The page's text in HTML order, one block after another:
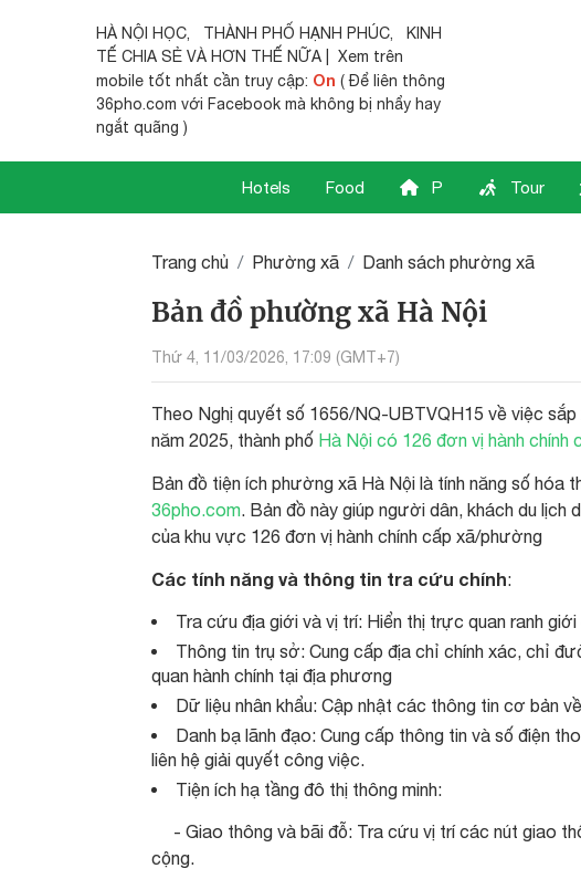
HÀ NỘI HỌC, THÀNH PHỐ HẠNH PHÚC,
KINH
TẾ CHIA SẺ VÀ HƠN THẾ NỮA | Xem trên
mobile tốt nhất cần truy cập: On ( Để liên thông
36pho.com với Facebook mà không bị nhẩy hay
ngắt quãng )
Hotels Food P Tour
Trang chủ Phường xã Danh sách phường xã
Bản đồ phường xã Hà Nội
Thứ 4, 11/03/2026, 17:09 (GMT+7)
Theo Nghị quyết số 1656/NQ-UBTVQH15 về việc
năm 2025, thành phố Hà Nội có 126 đơn vị hành
Bản đồ tiện ích phường xã Hà Nội là tính năng số
36pho.com. Bản đồ này giúp người dân, khách du
của khu vực 126 đơn vị hành chính cấp xã/phường
Các tính năng và thông tin tra cứu chính:
Tra cứu địa giới và vị trí: Hiển thị trực quan ranh
Thông tin trụ sở: Cung cấp địa chỉ chính xác, chỉ
quan hành chính tại địa phương
Dữ liệu nhân khẩu: Cập nhật các thông tin cơ bản
Danh bạ lãnh đạo: Cung cấp thông tin và số điện
liên hệ giải quyết công việc.
Tiện ích hạ tầng đô thị thông minh:
- Giao thông và bãi đỗ: Tra cứu vị trí các nút giao
cộng.